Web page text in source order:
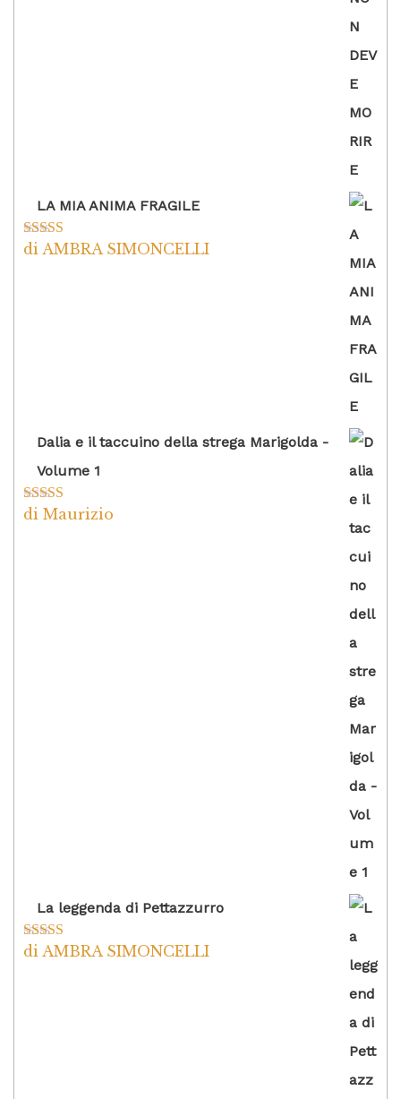
LA MIA ANIMA FRAGILE
Valutato5su
di AMBRA SIMONCELLI
Dalia e il taccuino della strega Marigolda -
Volume 1
Valutato4
di Maurizio
La leggenda di Pettazzurro
Valutato5su
di AMBRA SIMONCELLI